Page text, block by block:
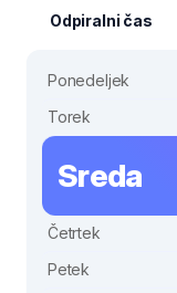
Odpiralni čas
Ponedeljek
Torek
Sreda
Četrtek
Petek